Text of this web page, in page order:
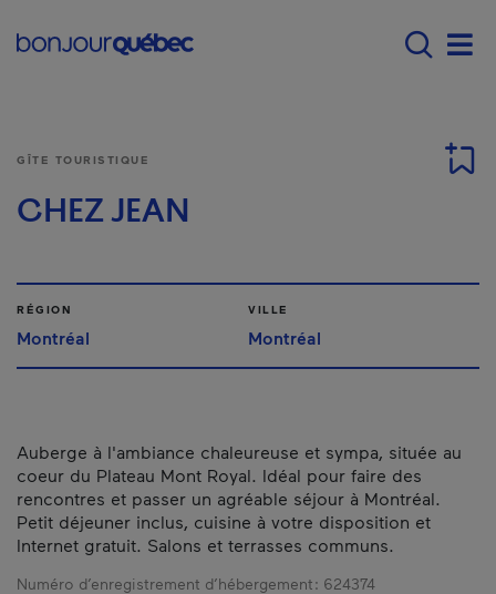
Main navigation -
GÎTE TOURISTIQUE
CHEZ JEAN
RÉGION
Montréal
VILLE
Montréal
Auberge à l'ambiance chaleureuse et sympa, située au
coeur du Plateau Mont Royal. Idéal pour faire des
rencontres et passer un agréable séjour à Montréal.
Petit déjeuner inclus, cuisine à votre disposition et
Internet gratuit. Salons et terrasses communs.
Numéro d’enregistrement d’hébergement : 624374